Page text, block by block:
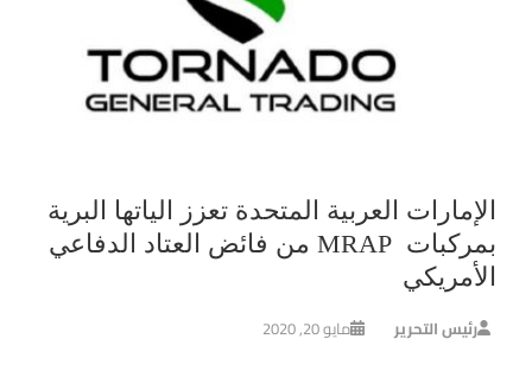
الإمارات العربية المتحدة تعزز الياتها البرية
بمركبات MRAP من فائض العتاد الدفاعي
الأمريكي
رئيس التحرير مايو 20, 2020